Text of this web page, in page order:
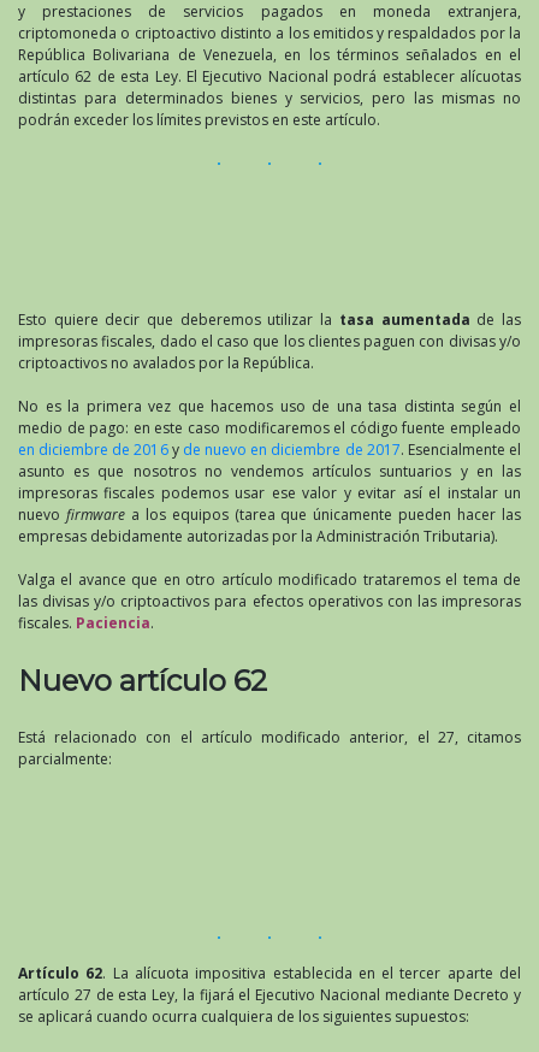
y prestaciones de servicios pagados en moneda extranjera,
criptomoneda o criptoactivo distinto a los emitidos y respaldados por la
República Bolivariana de Venezuela, en los términos señalados en el
artículo 62 de esta Ley. El Ejecutivo Nacional podrá establecer alícuotas
distintas para determinados bienes y servicios, pero las mismas no
podrán exceder los límites previstos en este artículo.
Esto quiere decir que deberemos utilizar la tasa aumentada de las
impresoras fiscales, dado el caso que los clientes paguen con divisas y/o
criptoactivos no avalados por la República.
No es la primera vez que hacemos uso de una tasa distinta según el
medio de pago: en este caso modificaremos el código fuente empleado
en diciembre de 2016y de nuevo en diciembre de 2017. Esencialmente el
asunto es que nosotros no vendemos artículos suntuarios y en las
impresoras fiscales podemos usar ese valor y evitar así el instalar un
nuevo firmwarea los equipos (tarea que únicamente pueden hacer las
empresas debidamente autorizadas por la Administración Tributaria).
Valga el avance que en otro artículo modificado trataremos el tema de
las divisas y/o criptoactivos para efectos operativos con las impresoras
fiscales. Paciencia.
Nuevo artículo 62
Está relacionado con el artículo modificado anterior, el 27, citamos
parcialmente:
Artículo 62. La alícuota impositiva establecida en el tercer aparte del
artículo 27 de esta Ley, la fijará el Ejecutivo Nacional mediante Decreto y
se aplicará cuando ocurra cualquiera de los siguientes supuestos: